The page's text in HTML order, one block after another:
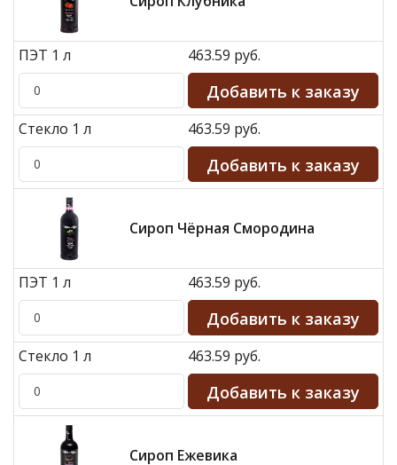
ПЭТ 1 л 463.59 руб.
Стекло 1 л 463.59 руб.
Сироп Чёрная Смородина
ПЭТ 1 л 463.59 руб.
Стекло 1 л 463.59 руб.
Сироп Ежевика